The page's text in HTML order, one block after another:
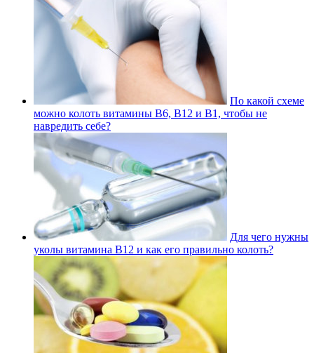
По какой схеме
можно колоть витамины В6, В12 и В1, чтобы не
навредить себе?
Для чего нужны
уколы витамина В12 и как его правильно колоть?